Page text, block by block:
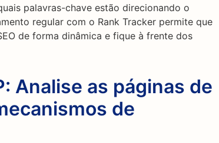
palavras-chave estão direcionando o
regular com o Rank Tracker permite que
de forma dinâmica e fique à frente dos
Analise as páginas de
de